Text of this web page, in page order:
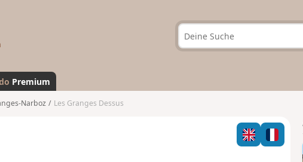
a
n
d
Premium
Narboz Les Granges Dessus